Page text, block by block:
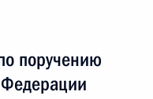
поручению